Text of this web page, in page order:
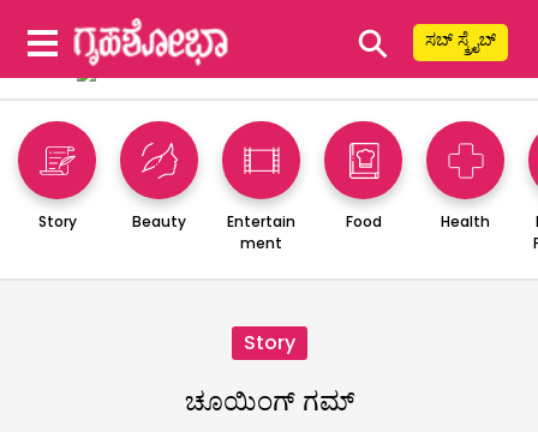
⚲ ಸಬ್ ಸ್ಕ್ರೈಬ್
Story Beauty
Entertain
ment
Food Health
Story
ಚೂಯಿಂಗ್ ಗಮ್